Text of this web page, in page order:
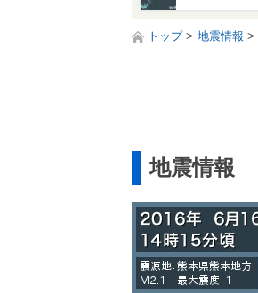
トップ 地震情報
地震情報